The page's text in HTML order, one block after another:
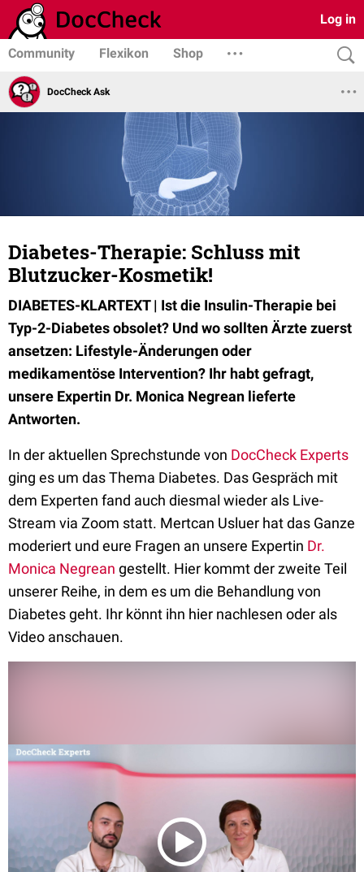
Log in
Community Flexikon Shop
DocCheck Ask
Diabetes-Therapie: Schluss mit
Blutzucker-Kosmetik!
DIABETES-KLARTEXT | Ist die Insulin-Therapie bei
Typ-2-Diabetes obsolet? Und wo sollten Ärzte zuerst
ansetzen: Lifestyle-Änderungen oder
medikamentöse Intervention? Ihr habt gefragt,
unsere Expertin Dr. Monica Negrean lieferte
Antworten.
In der aktuellen Sprechstunde von DocCheck Experts
ging es um das Thema Diabetes. Das Gespräch mit
dem Experten fand auch diesmal wieder als Live-
Stream via Zoom statt. Mertcan Usluer hat das Ganze
moderiert und eure Fragen an unsere Expertin Dr.
Monica Negrean gestellt. Hier kommt der zweite Teil
unserer Reihe, in dem es um die Behandlung von
Diabetes geht. Ihr könnt ihn hier nachlesen oder als
Video anschauen.